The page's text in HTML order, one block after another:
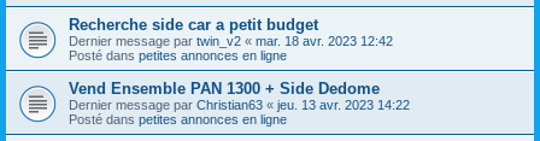
Recherche side car a petit budget
Dernier message par twin_v2 « mar. 18 avr. 2023 12:42
Posté dans petites annonces en ligne
Vend Ensemble PAN 1300 + Side Dedome
Dernier message par Christian63 « jeu. 13 avr. 2023 14:22
Posté dans petites annonces en ligne